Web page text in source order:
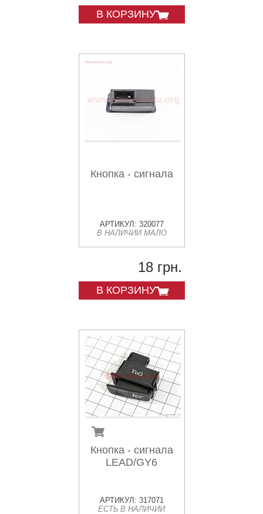
В КОРЗИНУ
Кнопка - сигнала
АРТИКУЛ: 320077
В НАЛИЧИИ МАЛО
18 грн.
В КОРЗИНУ
Кнопка - сигнала
LEAD/GY6
АРТИКУЛ: 317071
ЕСТЬ В НАЛИЧИИ